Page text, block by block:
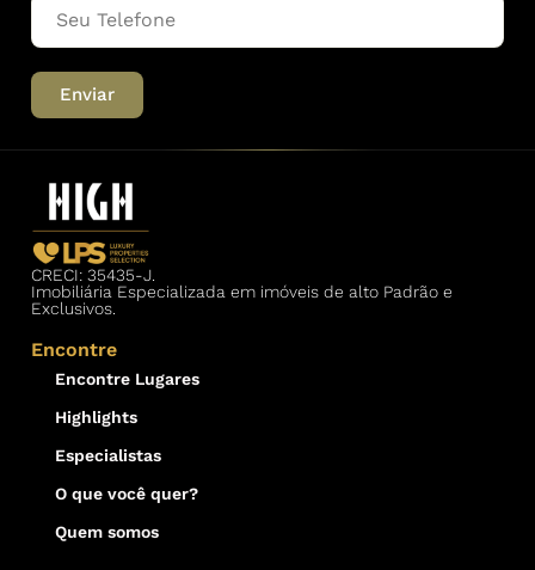
Enviar
CRECI: 35435-J.
Imobiliária Especializada em imóveis de alto Padrão e
Exclusivos.
Encontre
Encontre Lugares
Highlights
Especialistas
O que você quer?
Quem somos